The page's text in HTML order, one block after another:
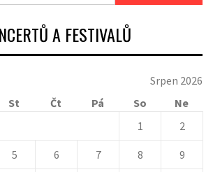
A FESTIVALŮ
Srpen 2026
St Čt Pá So
Ne
1
2
5 6 7 8 9